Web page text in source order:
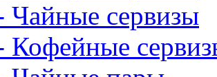
Чайные сервизы
Кофейные